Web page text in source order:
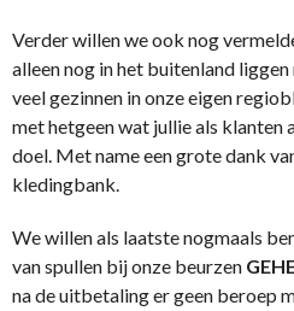
Verder willen we ook nog
alleen nog in het buitenland
veel gezinnen in onze eigen
met hetgeen wat jullie als klanten
doel. Met name een grote dank
kledingbank.
We willen als laatste nogmaals
van spullen bij onze beurzen
na de uitbetaling er geen beroep